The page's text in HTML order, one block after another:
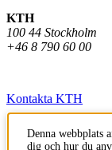
KTH
100 44 Stockholm
+46 8 790 60 00
Kontakta KTH
Jobba på KTH
Denna webbplats
dig och hur du